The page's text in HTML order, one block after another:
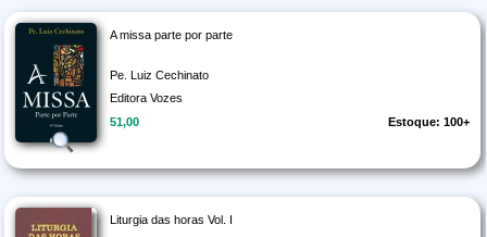
A missa parte por parte
Pe. Luiz Cechinato
Editora Vozes
51,00
Estoque: 100+
Liturgia das horas Vol. I